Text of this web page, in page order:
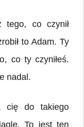
tego, co czynił
to Adam. Ty
co ty czyniłeś.
nadal.
cię do takiego
To jest ten